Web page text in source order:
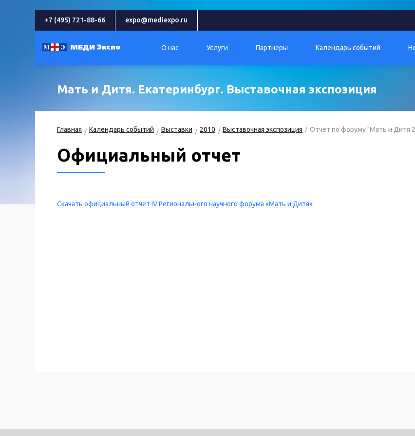
+7 (495) 721-88-66 expo@mediexpo.ru
О нас Услуги Партнёры Календарь событий
Мать и Дитя. Екатеринбург. Выставочная экспозиция
Главная Календарь событий Выставки 2010 Выставочная экспозиция Отчет по форуму "Мать и Дитя
Официальный отчет
Скачать официальный отчет IV Регионального научного форума «Мать и Дитя»